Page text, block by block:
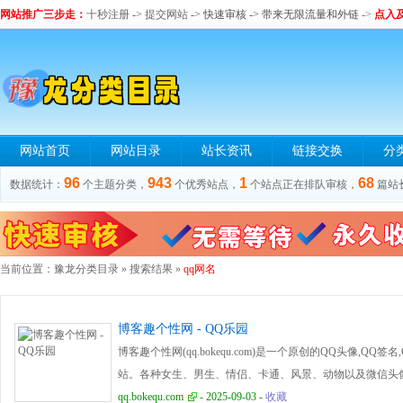
网站推广三步走： 十秒注册 -> 提交网站 -> 快速审核 -> 带来无限流量和外链 -> 点入
网站首页 网站目录 站长资讯 链接交换 分
数据统计： 96 个主题分类， 943 个优秀站点， 1 个站点正在排队审核， 68 篇站
当前位置： 豫龙分类目录 » 搜索结果 » qq网名
博客趣个性网 - QQ乐园
博客趣个性网(qq.bokequ.com)是一个原创的QQ头像,QQ签
站。各种女生、男生、情侣、卡通、风景、动物以及微信头
qq.bokequ.com
- 2025-09-03 - 收藏